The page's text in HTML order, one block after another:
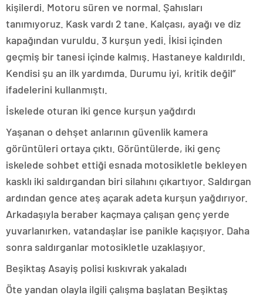
kişilerdi. Motoru süren ve normal. Şahısları
tanımıyoruz. Kask vardı 2 tane. Kalçası, ayağı ve diz
kapağından vuruldu. 3 kurşun yedi. İkisi içinden
geçmiş bir tanesi içinde kalmış. Hastaneye kaldırıldı.
Kendisi şu an ilk yardımda. Durumu iyi, kritik değil”
ifadelerini kullanmıştı.
İskelede oturan iki gence kurşun yağdırdı
Yaşanan o dehşet anlarının güvenlik kamera
görüntüleri ortaya çıktı. Görüntülerde, iki genç
iskelede sohbet ettiği esnada motosikletle bekleyen
kasklı iki saldırgandan biri silahını çıkartıyor. Saldırgan
ardından gence ateş açarak adeta kurşun yağdırıyor.
Arkadaşıyla beraber kaçmaya çalışan genç yerde
yuvarlanırken, vatandaşlar ise panikle kaçışıyor. Daha
sonra saldırganlar motosikletle uzaklaşıyor.
Beşiktaş Asayiş polisi kıskıvrak yakaladı
Öte yandan olayla ilgili çalışma başlatan Beşiktaş